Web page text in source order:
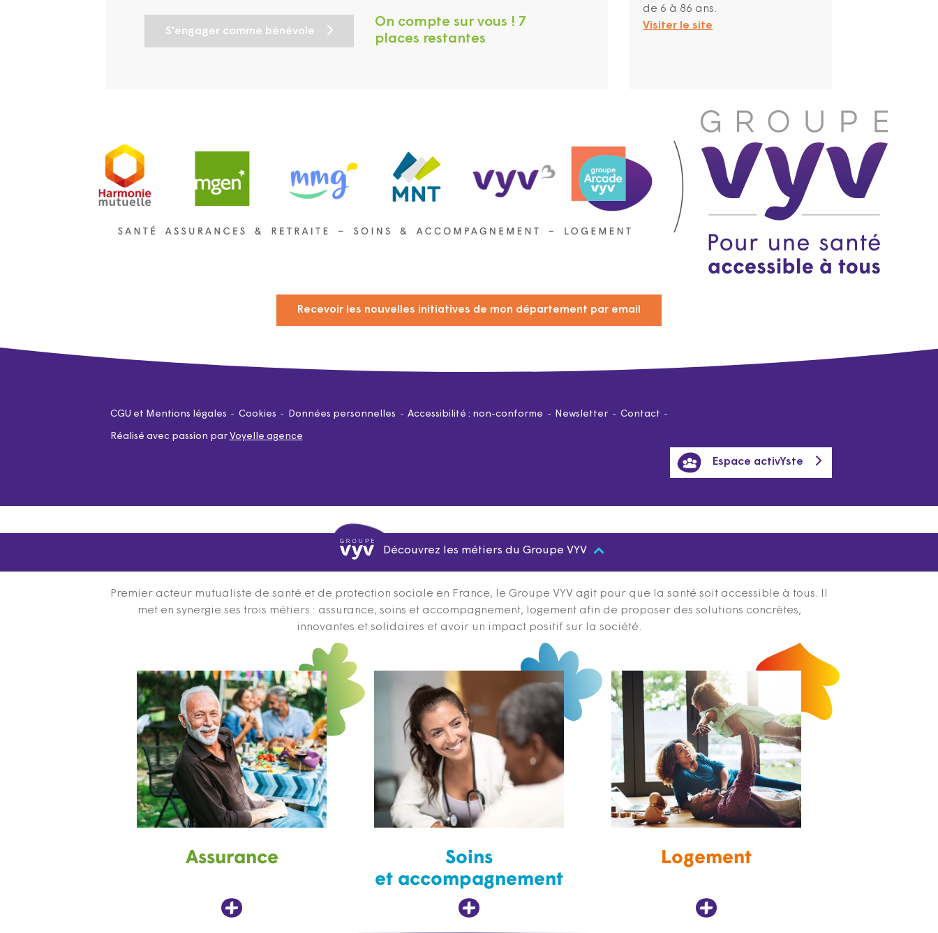
S'engager comme bénévole
On compte sur vous ! 7
places restantes
de 6 à 86 ans.
Visiter le site
Recevoir les nouvelles initiatives de mon département par email
CGU et Mentions légales Cookies Données personnelles Accessibilité : non-conforme Newsletter Contact
Réalisé avec passion par Voyelle agence
Espace activYste
Découvrez les métiers du Groupe VYV
Premier acteur mutualiste de santé et de protection sociale en France, le Groupe VYV agit pour que la santé soit accessible à tous. Il
met en synergie ses trois métiers : assurance, soins et accompagnement, logement afin de proposer des solutions concrètes,
innovantes et solidaires et avoir un impact positif sur la société.
Assurance
Soins
et accompagnement
Logement